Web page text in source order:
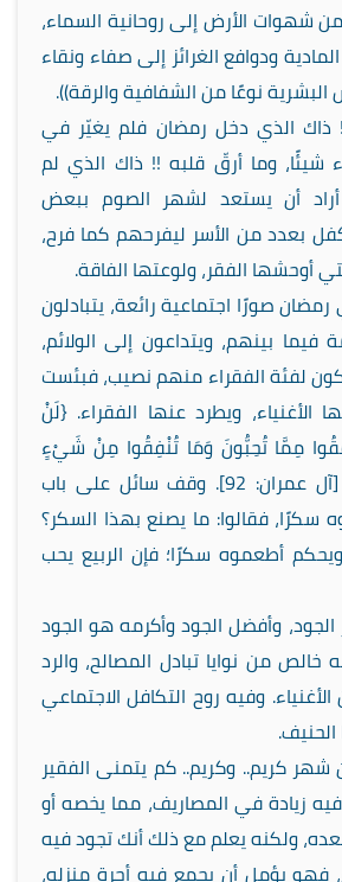
شهوات الأرض إلى روحانية السماء،
ودوافع الغرائز إلى صفاء ونقاء
نوعًا من الشفافية والرقة)).
الذي دخل رمضان فلم يغيّر في
شيئًا، وما أرقّ قلبه !! ذاك الذي لم
أن يستعد لشهر الصوم ببعض
بعدد من الأسر ليفرحهم كما فرح،
أوحشها الفقر، ولوعتها الفاقة.
صورًا اجتماعية رائعة، يتبادلون
فيما بينهم، ويتداعون إلى الولائم،
لفئة الفقراء منهم نصيب، فبئست
الأغنياء، ويطرد عنها الفقراء. {لَنْ
مِمَّا تُحِبُّونَ وَمَا تُنْفِقُوا مِنْ شَيْءٍ
فَإِنَّ اللَّهَ بِهِ عَلِيمٌ} [آل عمران: 92]. وقف سائل على باب
سكرًا، فقالوا: ما يصنع بهذا السكر؟
أطعموه سكرًا؛ فإن الربيع يحب
وأفضل الجود وأكرمه هو الجود
خالص من نوايا تبادل المصالح، والرد
وفيه روح التكافل الاجتماعي
شهر كريم.. وكريم.. كم يتمنى الفقير
زيادة في المصاريف، مما يخصه أو
ولكنه يعلم مع ذلك أنك تجود فيه
فهو يؤمل أن يجمع فيه أجرة منزله،